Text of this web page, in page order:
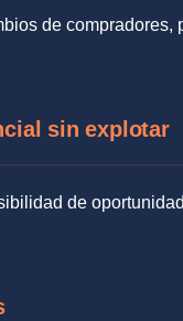
de compradores,
sin explotar
de